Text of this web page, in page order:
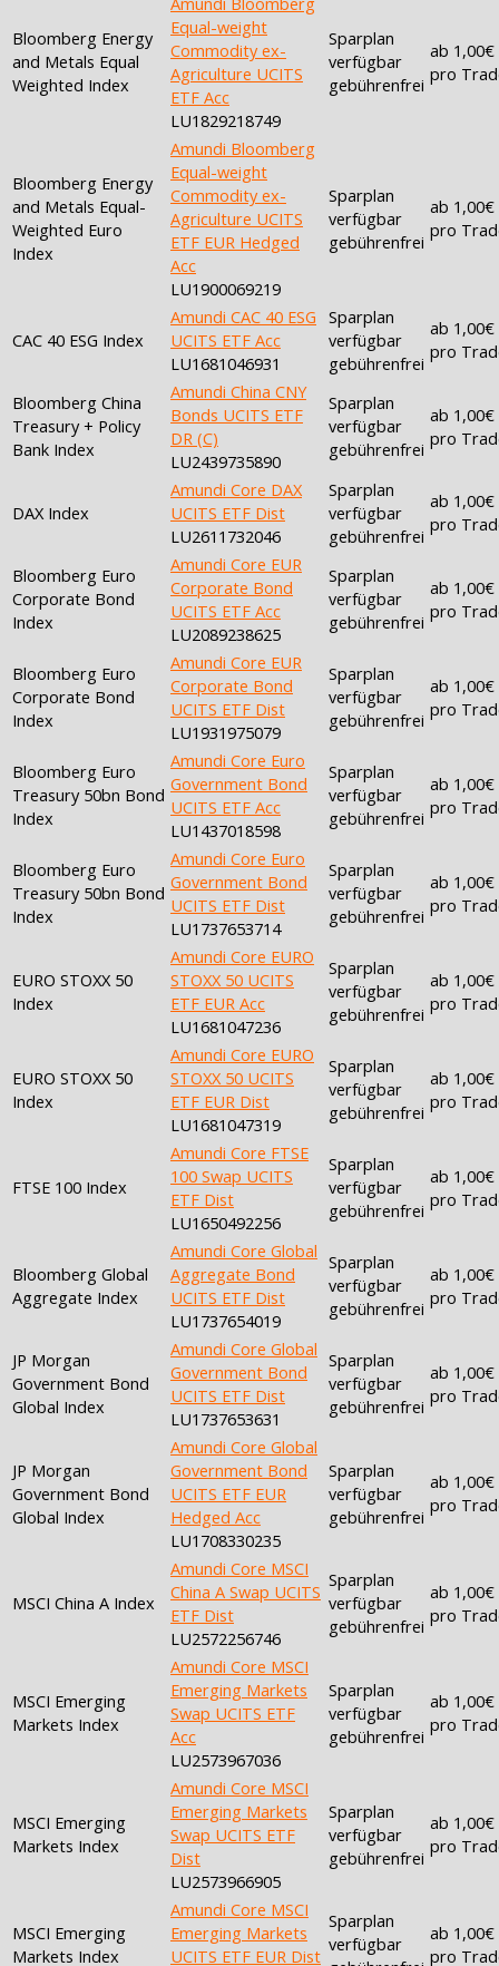
Bloomberg Energy
and Metals Equal
Weighted Index
Equal-weight
Commodity ex-
Agriculture UCITS
ETF Acc
LU1829218749
Sparplan
verfügbar
gebührenfrei
ab 1,00€
pro
Bloomberg Energy
and Metals Equal-
Weighted Euro
Index
Amundi Bloomberg
Equal-weight
Commodity ex-
Agriculture UCITS
ETF EUR Hedged
Acc
LU1900069219
Sparplan
verfügbar
gebührenfrei
ab 1,00€
pro
CAC 40 ESG Index
Amundi CAC 40 ESG
UCITS ETF Acc
LU1681046931
Sparplan
verfügbar
gebührenfrei
ab 1,00€
pro
Bloomberg China
Treasury + Policy
Bank Index
Amundi China CNY
Bonds UCITS ETF
DR (C)
LU2439735890
Sparplan
verfügbar
gebührenfrei
ab 1,00€
pro
DAX Index
Amundi Core DAX
UCITS ETF Dist
LU2611732046
Sparplan
verfügbar
gebührenfrei
ab 1,00€
pro
Bloomberg Euro
Corporate Bond
Index
Amundi Core EUR
Corporate Bond
UCITS ETF Acc
LU2089238625
Sparplan
verfügbar
gebührenfrei
ab 1,00€
pro
Bloomberg Euro
Corporate Bond
Index
Amundi Core EUR
Corporate Bond
UCITS ETF Dist
LU1931975079
Sparplan
verfügbar
gebührenfrei
ab 1,00€
pro
Bloomberg Euro
Treasury 50bn Bond
Index
Amundi Core Euro
Government Bond
UCITS ETF Acc
LU1437018598
Sparplan
verfügbar
gebührenfrei
ab 1,00€
pro
Bloomberg Euro
Treasury 50bn Bond
Index
Amundi Core Euro
Government Bond
UCITS ETF Dist
LU1737653714
Sparplan
verfügbar
gebührenfrei
ab 1,00€
pro
EURO STOXX 50
Index
Amundi Core EURO
STOXX 50 UCITS
ETF EUR Acc
LU1681047236
Sparplan
verfügbar
gebührenfrei
ab 1,00€
pro
EURO STOXX 50
Index
Amundi Core EURO
STOXX 50 UCITS
ETF EUR Dist
LU1681047319
Sparplan
verfügbar
gebührenfrei
ab 1,00€
pro
FTSE 100 Index
Amundi Core FTSE
100 Swap UCITS
ETF Dist
LU1650492256
Sparplan
verfügbar
gebührenfrei
ab 1,00€
pro
Bloomberg Global
Aggregate Index
Amundi Core Global
Aggregate Bond
UCITS ETF Dist
LU1737654019
Sparplan
verfügbar
gebührenfrei
ab 1,00€
pro
JP Morgan
Government Bond
Global Index
Amundi Core Global
Government Bond
UCITS ETF Dist
LU1737653631
Sparplan
verfügbar
gebührenfrei
ab 1,00€
pro
JP Morgan
Government Bond
Global Index
Amundi Core Global
Government Bond
UCITS ETF EUR
Hedged Acc
LU1708330235
Sparplan
verfügbar
gebührenfrei
ab 1,00€
pro
MSCI China A Index
Amundi Core MSCI
China A Swap UCITS
ETF Dist
LU2572256746
Sparplan
verfügbar
gebührenfrei
ab 1,00€
pro
MSCI Emerging
Markets Index
Amundi Core MSCI
Emerging Markets
Swap UCITS ETF
Acc
LU2573967036
Sparplan
verfügbar
gebührenfrei
ab 1,00€
pro
MSCI Emerging
Markets Index
Amundi Core MSCI
Emerging Markets
Swap UCITS ETF
Dist
LU2573966905
Sparplan
verfügbar
gebührenfrei
ab 1,00€
pro
MSCI Emerging
Markets Index
Amundi Core MSCI
Emerging Markets
UCITS ETF EUR Dist
Sparplan
verfügbar
ab 1,00€
pro